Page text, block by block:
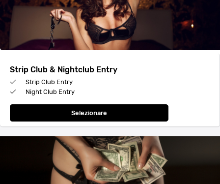
Strip Club & Nightclub Entry
Strip Club Entry
Night Club Entry
Selezionare